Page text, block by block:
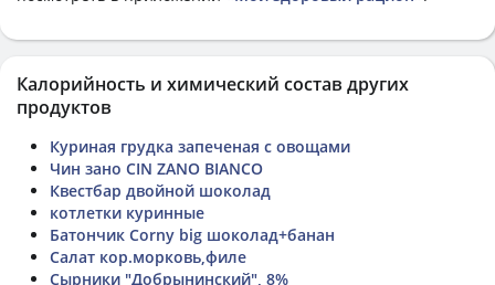
Калорийность и химический состав других
продуктов
Куриная грудка запеченая с овощами
Чин зано CIN ZANO BIANCO
Квестбар двойной шоколад
котлетки куринные
Батончик Corny big шоколад+банан
Салат кор.морковь,филе
Сырники "Добрынинский", 8%